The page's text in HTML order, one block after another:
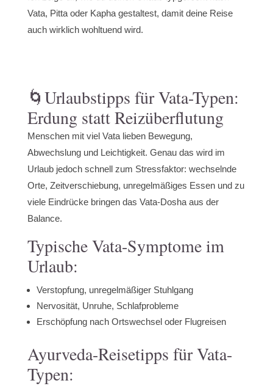
Vata, Pitta oder Kapha gestaltest, damit deine Reise
auch wirklich wohltuend wird.
🌀Urlaubstipps für Vata-Typen:
Erdung statt Reizüberflutung
Menschen mit viel Vata lieben Bewegung,
Abwechslung und Leichtigkeit. Genau das wird im
Urlaub jedoch schnell zum Stressfaktor: wechselnde
Orte, Zeitverschiebung, unregelmäßiges Essen und zu
viele Eindrücke bringen das Vata-Dosha aus der
Balance.
Typische Vata-Symptome im
Urlaub:
Verstopfung, unregelmäßiger Stuhlgang
Nervosität, Unruhe, Schlafprobleme
Erschöpfung nach Ortswechsel oder Flugreisen
Ayurveda-Reisetipps für Vata-
Typen: